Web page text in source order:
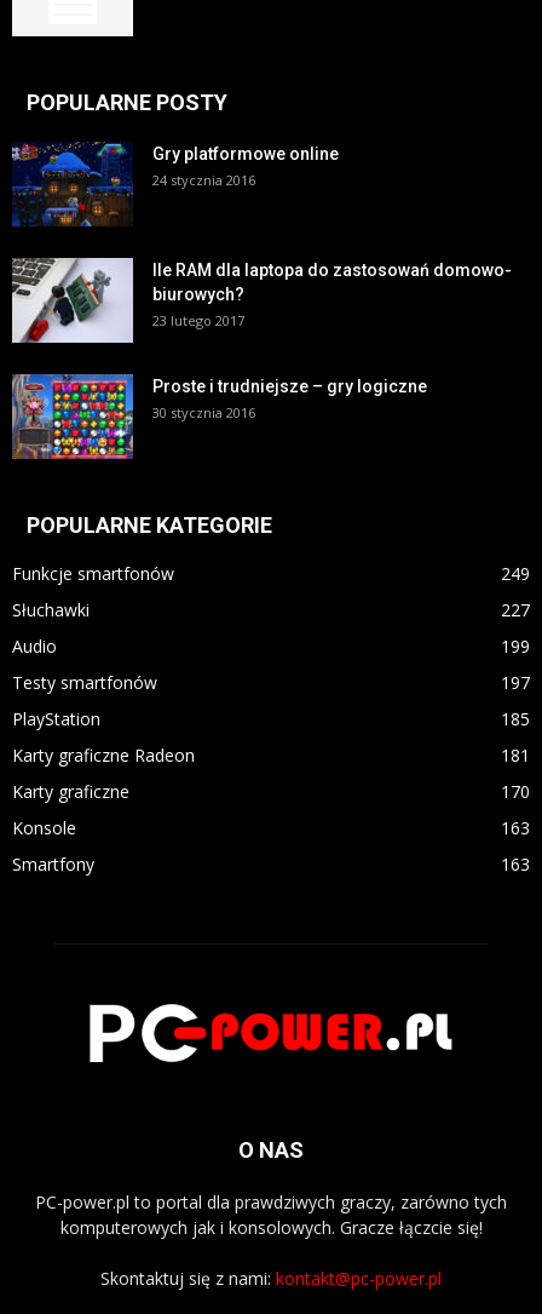
POPULARNE POSTY
Gry platformowe online
24 stycznia 2016
Ile RAM dla laptopa do zastosowań domowo-
biurowych?
23 lutego 2017
Proste i trudniejsze – gry logiczne
30 stycznia 2016
POPULARNE KATEGORIE
Funkcje smartfonów
249
Słuchawki
227
Audio
199
Testy smartfonów
197
PlayStation
185
Karty graficzne Radeon
181
Karty graficzne
170
Konsole
163
Smartfony
163
O NAS
PC-power.pl to portal dla prawdziwych graczy, zarówno tych
komputerowych jak i konsolowych. Gracze łączcie się!
Skontaktuj się z nami: kontakt@pc-power.pl